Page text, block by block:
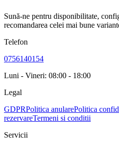
Sună-ne pentru disponibilitate,
recomandarea celei mai bune
Telefon
0756140154
Luni - Vineri: 08:00 - 18:00
Legal
GDPRPolitica anularePolitica
rezervareTermeni si conditii
Servicii